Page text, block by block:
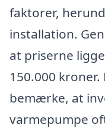
faktorer,
installation.
at priserne
150.000
bemærke, at
varmepumpe